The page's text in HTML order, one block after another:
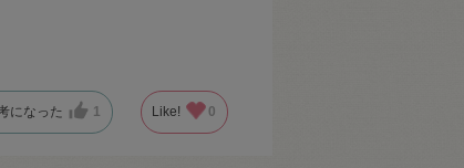
になった 1 Like! 0